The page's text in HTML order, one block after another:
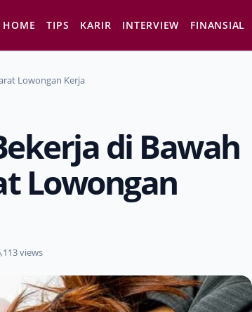
HOME TIPS KARIR INTERVIEW FINANSIAL
Lowongan Kerja
di Bawah
Lowongan
views